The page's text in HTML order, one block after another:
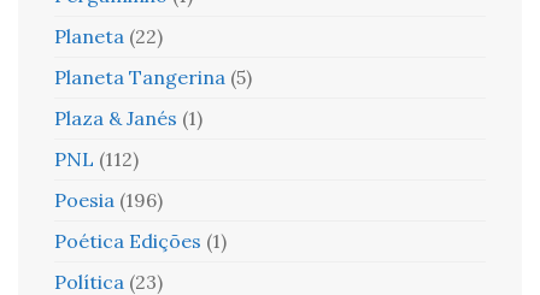
Planeta (22)
Planeta Tangerina (5)
Plaza & Janés (1)
PNL (112)
Poesia (196)
Poética Edições (1)
Política (23)